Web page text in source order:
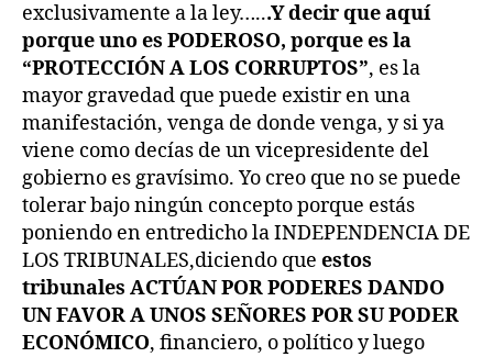
exclusivamente a la ley…...Y decir que aquí
porque uno es PODEROSO, porque es la
“PROTECCIÓN A LOS CORRUPTOS”, es la
mayor gravedad que puede existir en una
manifestación, venga de donde venga, y si ya
viene como decías de un vicepresidente del
gobierno es gravísimo. Yo creo que no se puede
tolerar bajo ningún concepto porque estás
poniendo en entredicho la INDEPENDENCIA DE
LOS TRIBUNALES,diciendo que estos
tribunales ACTÚAN POR PODERES DANDO
UN FAVOR A UNOS SEÑORES POR SU PODER
ECONÓMICO, financiero, o político y luego